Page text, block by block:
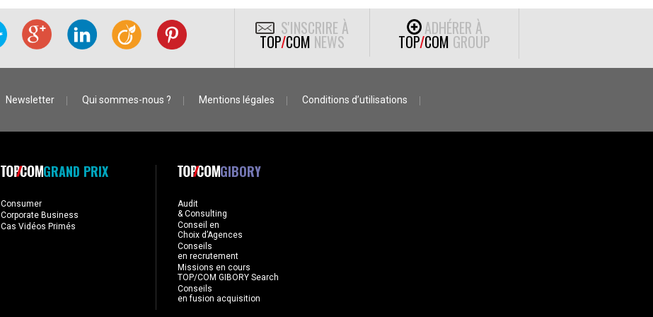
S'INSCRIRE À
TOP/COM NEWS
ADHÉRER À
TOP/COM GROUP
Newsletter Qui sommes-nous ? Mentions légales Conditions d’utilisations
GRAND PRIX
Consumer
Corporate Business
Cas Vidéos Primés
GIBORY
Audit
& Consulting
Conseil en
Choix d’Agences
Conseils
en recrutement
Missions en cours
TOP/COM GIBORY Search
Conseils
en fusion acquisition